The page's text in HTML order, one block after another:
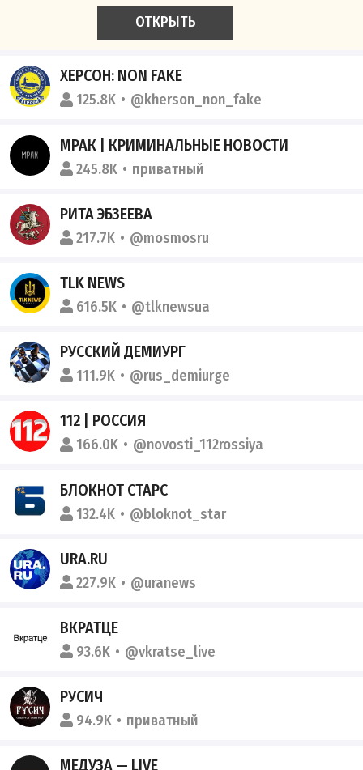
ОТКРЫТЬ
ХЕРСОН: NON FAKE
125.8K @kherson_non_fake
МРАК | КРИМИНАЛЬНЫЕ НОВОСТИ
245.8K приватный
РИТА ЭБЗЕЕВА
217.7K @mosmosru
TLK NEWS
616.5K @tlknewsua
РУССКИЙ ДЕМИУРГ
111.9K @rus_demiurge
112 | РОССИЯ
166.0K @novosti_112rossiya
БЛОКНОТ СТАРС
132.4K @bloknot_star
URA.RU
227.9K @uranews
ВКРАТЦЕ
93.6K @vkratse_live
РУСИЧ
94.9K приватный
МЕДУЗА — LIVE